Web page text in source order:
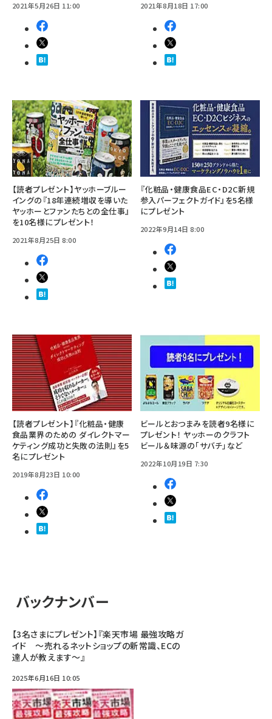
2021年5月26日 11:00 2021年8月18日 17:00
【読者プレゼント】ヤッホーブルー
イングの『18年連続増収を導いた
ヤッホーとファンたちとの全仕事』
を10名様にプレゼント！
2021年8月25日 8:00
『化粧品・健康食品EC・D2C新規
参入パーフェクトガイド』を5名様
にプレゼント
2022年9月14日 8:00
【読者プレゼント】『化粧品・健康
食品業界のための ダイレクトマー
ケティング成功と失敗の法則』を5
名にプレゼント
2019年8月23日 10:00
ビールとおつまみを読者9名様に
プレゼント！ ヤッホーのクラフト
ビール＆味源の「サバチ」など
2022年10月19日 7:30
バックナンバー
【3名さまにプレゼント】『楽天市場 最強攻略ガ
イド ～売れるネットショップの新常識、ECの
達人が教えます～』
2025年6月16日 10:05